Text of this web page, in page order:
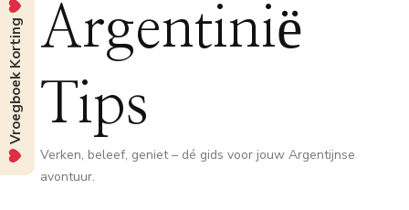
Argentinië
Tips
Verken, beleef, geniet – dé gids voor jouw Argentijnse
avontuur.
Vroegboek Korting